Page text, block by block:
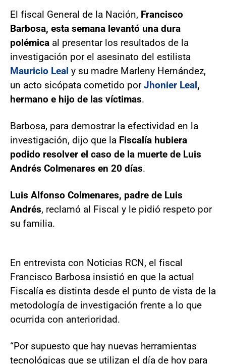
El fiscal General de la Nación, Francisco
Barbosa, esta semana levantó una dura
polémica al presentar los resultados de la
investigación por el asesinato del estilista
Mauricio Leal y su madre Marleny Hernández,
un acto sicópata cometido porJhonier Leal,
hermano e hijo de las víctimas.
Barbosa, para demostrar la efectividad en la
investigación, dijo que la Fiscalía hubiera
podido resolver el caso de la muerte de Luis
Andrés Colmenares en 20 días.
Luis Alfonso Colmenares, padre de Luis
Andrés, reclamó al Fiscal y le pidió respeto por
su familia.
En entrevista con Noticias RCN, el fiscal
Francisco Barbosa insistió en que la actual
Fiscalía es distinta desde el punto de vista de la
metodología de investigación frente a lo que
ocurrida con anterioridad.
“Por supuesto que hay nuevas herramientas
tecnológicas que se utilizan el día de hoy para